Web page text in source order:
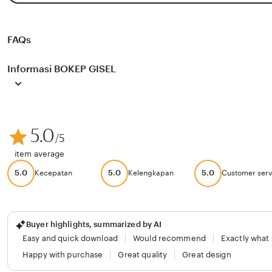
FAQs
Informasi BOKEP GISEL
5.0/5
item average
5.0 Kecepatan 5.0 Kelengkapan 5.0 Customer
Buyer highlights, summarized by AI
Easy and quick download
Would recommend
Exactly what
Happy with purchase
Great quality Great design